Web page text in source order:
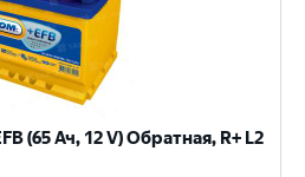
(65 Ач, 12 V) Обратная, R+ L2